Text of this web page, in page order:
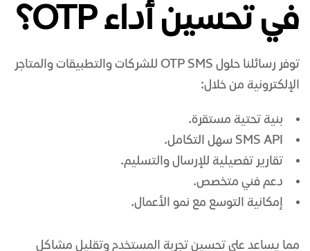
في تحسين أداء OTP؟
توفر رسائلنا حلول OTP SMS للشركات والتطبيقات والمتاجر
الإلكترونية من خلال:
بنية تحتية مستقرة.
SMS API سهل التكامل.
تقارير تفصيلية للإرسال والتسليم.
دعم فني متخصص.
إمكانية التوسع مع نمو الأعمال.
مما يساعد على تحسين تجربة المستخدم وتقليل مشاكل